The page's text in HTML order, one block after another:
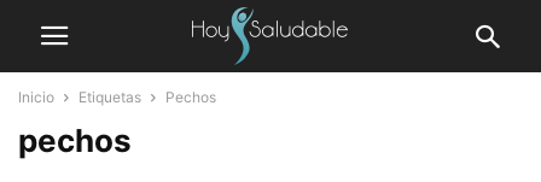
Inicio Etiquetas Pechos
pechos